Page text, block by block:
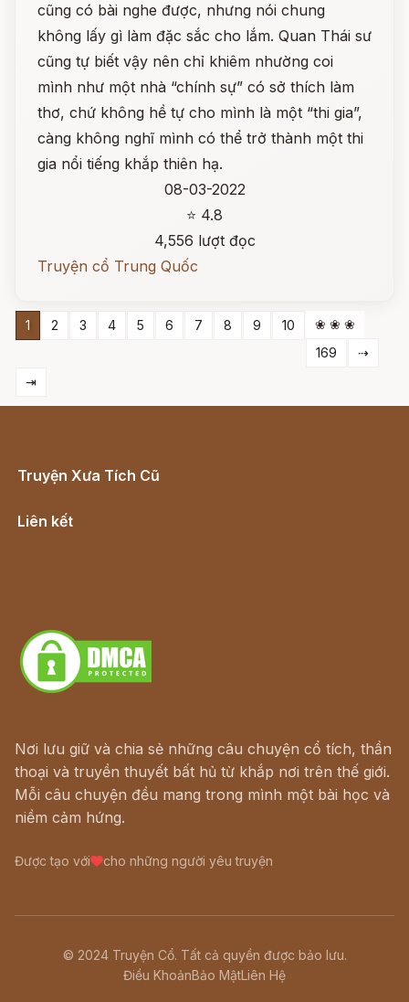
cũng có bài nghe được, nhưng nói chung
không lấy gì làm đặc sắc cho lắm. Quan Thái sư
cũng tự biết vậy nên chỉ khiêm nhường coi
mình như một nhà “chính sự” có sở thích làm
thơ, chứ không hề tự cho mình là một “thi gia”,
càng không nghĩ mình có thể trở thành một thi
gia nổi tiếng khắp thiên hạ.
08-03-2022
⭐ 4.8
4,556 lượt đọc
Truyện cổ Trung Quốc
1 2 3 4 5 6 7 8 9 10
❀ ❀ ❀
169
⇢
⇥
Truyện Xưa Tích Cũ
Liên kết
Nơi lưu giữ và chia sẻ những câu chuyện cổ tích, thần
thoại và truyền thuyết bất hủ từ khắp nơi trên thế giới.
Mỗi câu chuyện đều mang trong mình một bài học và
niềm cảm hứng.
Được tạo với cho những người yêu truyện
© 2024 Truyện Cổ. Tất cả quyền được bảo lưu.
Điều KhoảnBảo MậtLiên Hệ